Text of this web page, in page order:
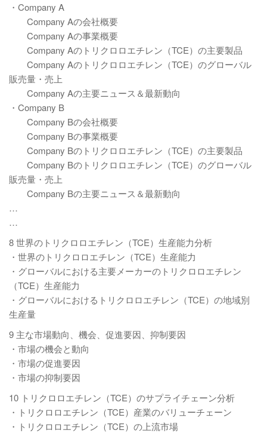
・Company A
Company Aの会社概要
Company Aの事業概要
Company Aのトリクロロエチレン（TCE）の主要製品
Company Aのトリクロロエチレン（TCE）のグローバル
販売量・売上
Company Aの主要ニュース＆最新動向
・Company B
Company Bの会社概要
Company Bの事業概要
Company Bのトリクロロエチレン（TCE）の主要製品
Company Bのトリクロロエチレン（TCE）のグローバル
販売量・売上
Company Bの主要ニュース＆最新動向
…
…
8 世界のトリクロロエチレン（TCE）生産能力分析
・世界のトリクロロエチレン（TCE）生産能力
・グローバルにおける主要メーカーのトリクロロエチレン
（TCE）生産能力
・グローバルにおけるトリクロロエチレン（TCE）の地域別
生産量
9 主な市場動向、機会、促進要因、抑制要因
・市場の機会と動向
・市場の促進要因
・市場の抑制要因
10 トリクロロエチレン（TCE）のサプライチェーン分析
・トリクロロエチレン（TCE）産業のバリューチェーン
・トリクロロエチレン（TCE）の上流市場